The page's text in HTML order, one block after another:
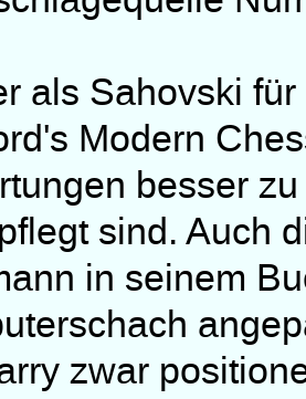
als Sahovski
Modern
besser
sind. Auch
in seinem
zwar